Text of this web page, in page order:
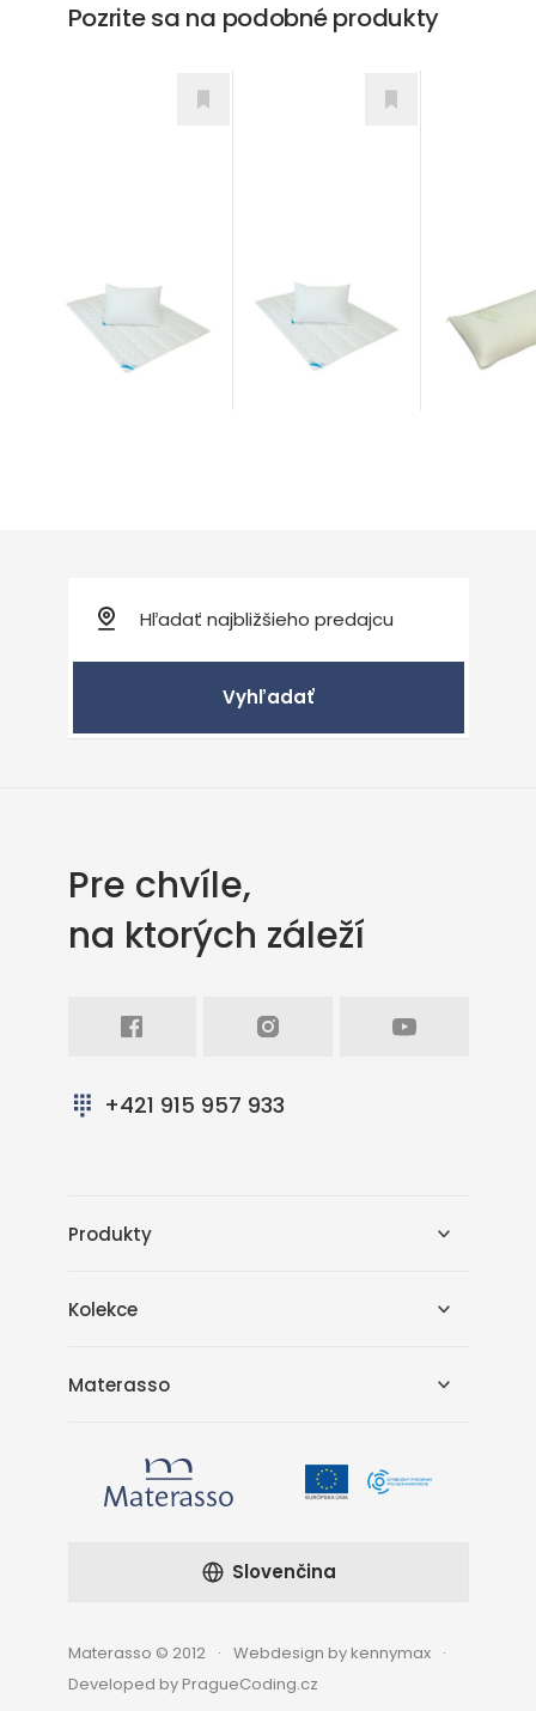
Pozrite sa na podobné produkty
Klasik Klasik duo
Vyhľadať
Pre chvíle,
na ktorých záleží
+421 915 957 933
Produkty
Kolekce
Materasso
Materasso © 2012
Webdesign by kennymax
Developed by PragueCoding.cz
Slovenčina